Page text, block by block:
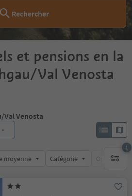
Rechercher
et pensions en la
Val Venosta
Val Venosta
moyenne Catégorie Options de
1
1 filtre